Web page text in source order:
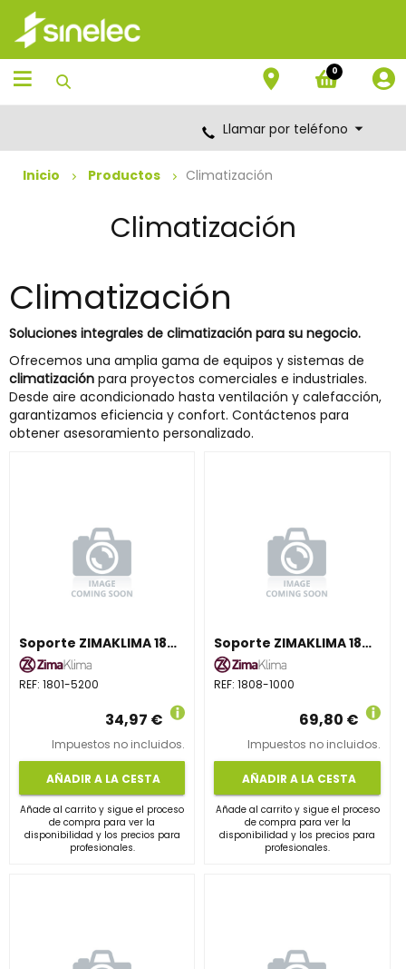
Saltar
contenido
Saltar
menú
de
navegación
0
Llamar por teléfono
Inicio Productos Climatización
Climatización
Climatización
Soluciones integrales de climatización para su negocio.
Ofrecemos una amplia gama de equipos y sistemas de
climatización para proyectos comerciales e industriales.
Desde aire acondicionado hasta ventilación y calefacción,
garantizamos eficiencia y confort. Contáctenos para
obtener asesoramiento personalizado.
Soporte ZIMAKLIMA 1801 para unidades de 5200 frig/h
REF: 1801-5200
34,97 €
Impuestos no incluidos.
AÑADIR A LA CESTA
Añade al carrito y sigue el proceso
de compra para ver la
disponibilidad y los precios para
profesionales.
Soporte ZIMAKLIMA 1808 para unidades de 1000 W
REF:1808-1000
69,80 €
Impuestos no incluidos.
AÑADIR A LA CESTA
Añade al carrito y sigue el proceso
de compra para ver la
disponibilidad y los precios para
profesionales.